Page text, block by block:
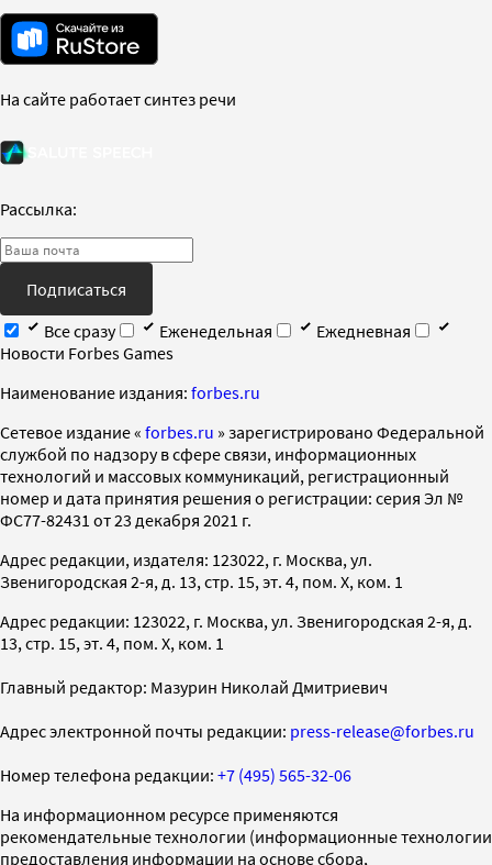
На сайте работает синтез речи
Рассылка:
Подписаться
Все сразу
Еженедельная
Ежедневная
Новости Forbes Games
Наименование издания: forbes.ru
Cетевое издание « forbes.ru » зарегистрировано Федеральной
службой по надзору в сфере связи, информационных
технологий и массовых коммуникаций, регистрационный
номер и дата принятия решения о регистрации: серия Эл №
ФС77-82431 от 23 декабря 2021 г.
Адрес редакции, издателя: 123022, г. Москва, ул.
Звенигородская 2-я, д. 13, стр. 15, эт. 4, пом. X, ком. 1
Адрес редакции: 123022, г. Москва, ул. Звенигородская 2-я, д.
13, стр. 15, эт. 4, пом. X, ком. 1
Главный редактор: Мазурин Николай Дмитриевич
Адрес электронной почты редакции: press-release@forbes.ru
Номер телефона редакции: +7 (495) 565-32-06
На информационном ресурсе применяются
рекомендательные технологии (информационные технологии
предоставления информации на основе сбора,